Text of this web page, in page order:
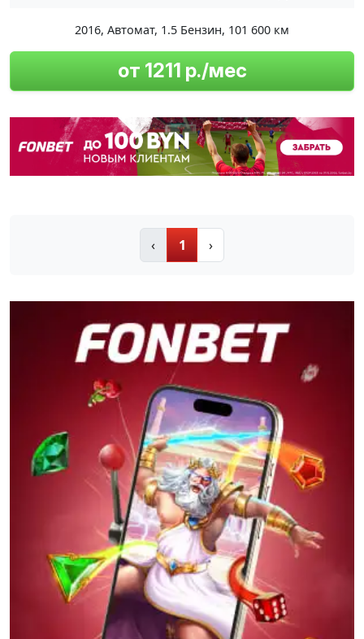
2016, Автомат, 1.5 Бензин, 101 600 км
от 1211 р./мес
‹ 1 ›